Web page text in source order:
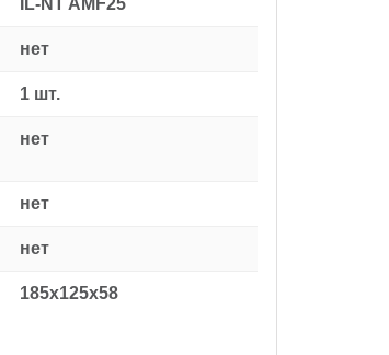
нет
1 шт.
нет
нет
нет
185x125x58